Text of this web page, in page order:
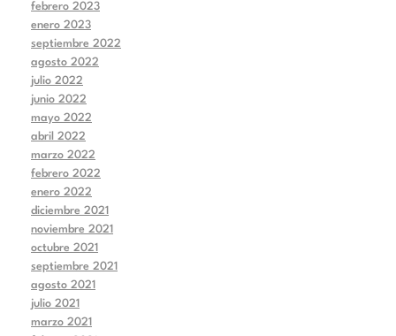
febrero 2023
enero 2023
septiembre 2022
agosto 2022
julio 2022
junio 2022
mayo 2022
abril 2022
marzo 2022
febrero 2022
enero 2022
diciembre 2021
noviembre 2021
octubre 2021
septiembre 2021
agosto 2021
julio 2021
marzo 2021